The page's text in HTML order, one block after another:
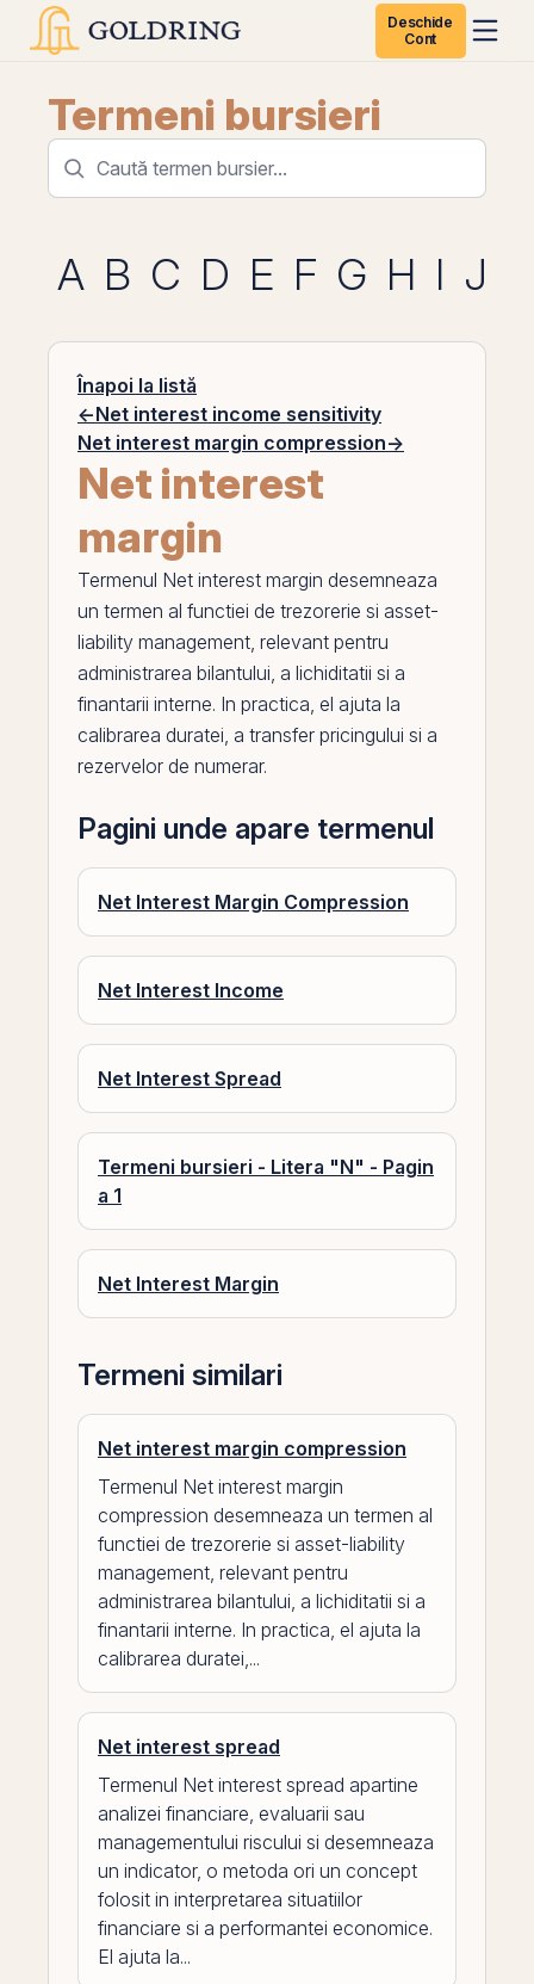
Deschide
Cont
Termeni bursieri
A B C D E F G H I J
Înapoi la listă
←Net interest income sensitivity
Net interest margin compression→
Net interest
margin
Termenul Net interest margin desemneaza
un termen al functiei de trezorerie si asset-
liability management, relevant pentru
administrarea bilantului, a lichiditatii si a
finantarii interne. In practica, el ajuta la
calibrarea duratei, a transfer pricingului si a
rezervelor de numerar.
Pagini unde apare termenul
Net Interest Margin Compression
Net Interest Income
Net Interest Spread
Termeni bursieri - Litera "N" - Pagin
a 1
Net Interest Margin
Termeni similari
Net interest margin compression
Termenul Net interest margin
compression desemneaza un termen al
functiei de trezorerie si asset-liability
management, relevant pentru
administrarea bilantului, a lichiditatii si a
finantarii interne. In practica, el ajuta la
calibrarea duratei,...
Net interest spread
Termenul Net interest spread apartine
analizei financiare, evaluarii sau
managementului riscului si desemneaza
un indicator, o metoda ori un concept
folosit in interpretarea situatiilor
financiare si a performantei economice.
El ajuta la...